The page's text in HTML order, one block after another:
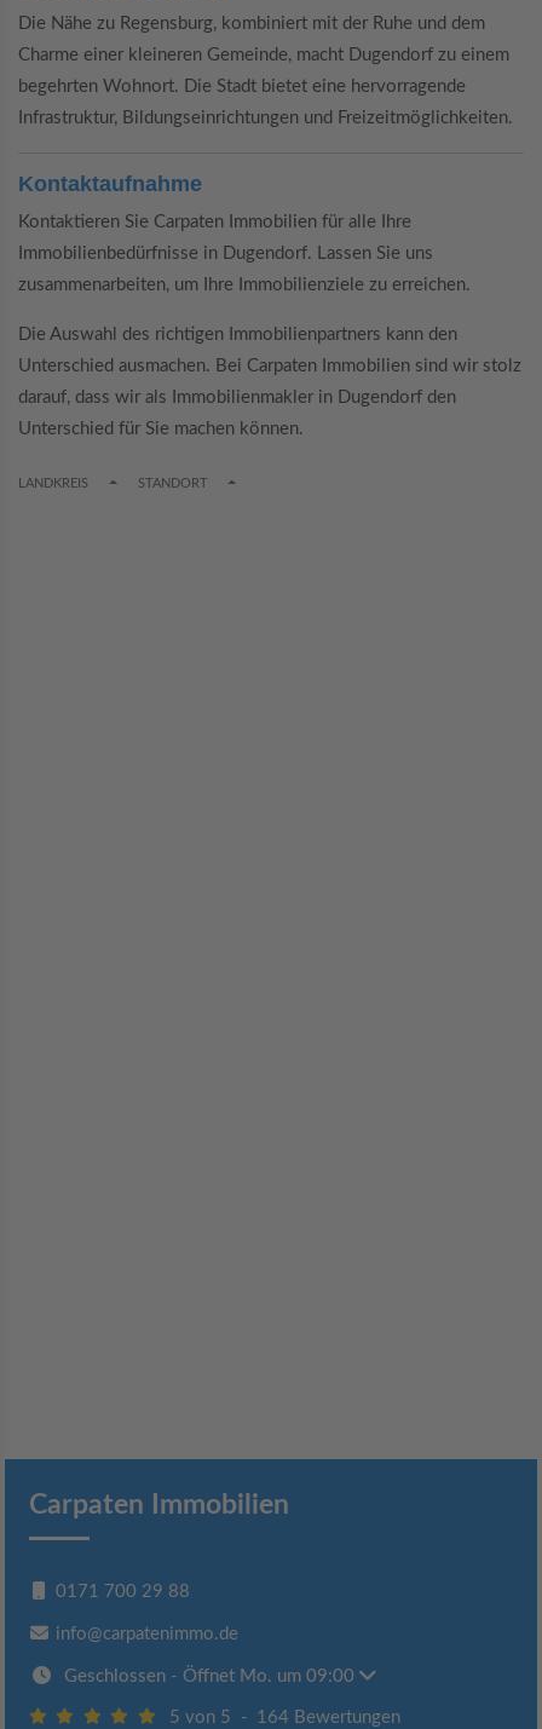
Die Nähe zu Regensburg, kombiniert mit der Ruhe und dem
Charme einer kleineren Gemeinde, macht Dugendorf zu einem
begehrten Wohnort. Die Stadt bietet eine hervorragende
Infrastruktur, Bildungseinrichtungen und Freizeitmöglichkeiten.
Kontaktaufnahme
Kontaktieren Sie Carpaten Immobilien für alle Ihre
Immobilienbedürfnisse in Dugendorf. Lassen Sie uns
zusammenarbeiten, um Ihre Immobilienziele zu erreichen.
Die Auswahl des richtigen Immobilienpartners kann den
Unterschied ausmachen. Bei Carpaten Immobilien sind wir stolz
darauf, dass wir als Immobilienmakler in Dugendorf den
Unterschied für Sie machen können.
LANDKREIS TOGGLE DROPDOWN
STANDORT TOGGLE DROPDOWN
Carpaten Immobilien
0171 700 29 88
info@carpatenimmo.de
Geschlossen - Öffnet Mo. um 09:00
5 von 5 - 164 Bewertungen